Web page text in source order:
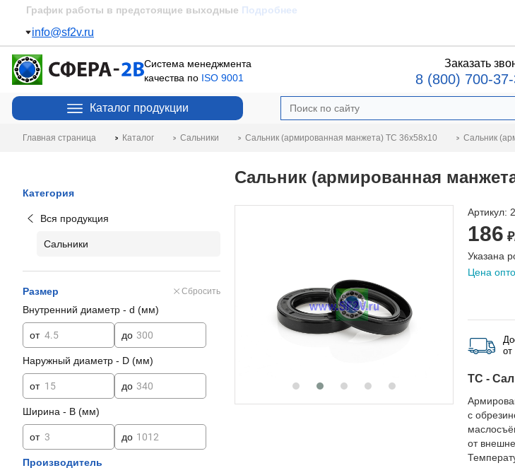
Пополнение складаПодробнее
info@sf2v.ru
Система менеджмента
качества по ISO 9001
Заказать
8 (800) 700-
Каталог продукции
Главная страница Каталог Сальники Сальник (армированная манжета) TC 36x58x10 Сальник
Категория
Вся продукция
Сальники
Размер Сбросить
Внутренний диаметр - d (мм)
от до
Наружный диаметр - D (мм)
от до
Ширина - B (мм)
от до
Производитель
Сальник (армированная
Артикул:
186
Указана
Цена
от
TC -
с
от